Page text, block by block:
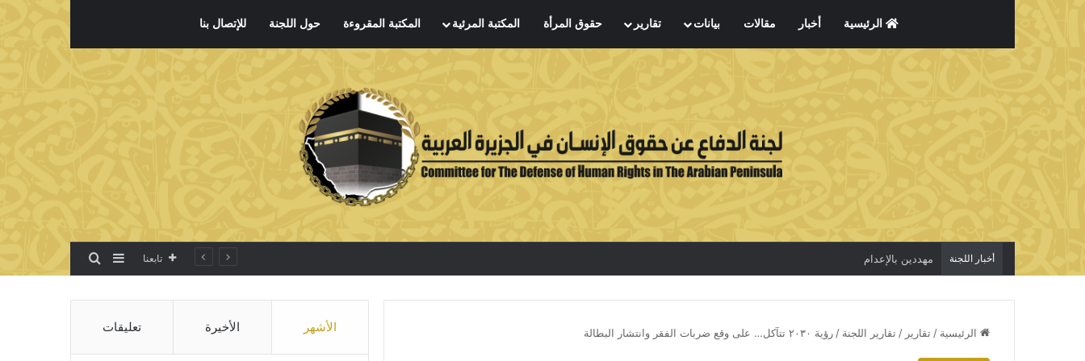
الرئيسية أخبار مقالات بيانات تقارير حقوق المرأة المكتبة المرئية المكتبة المقروءة حول اللجنة للإتصال بنا
أخبار اللجنة الاعتقال جريمة لا تخفي الحقيقة تابعنا إضافة عمود جانبي
بحث عن
الرئيسية / تقارير / تقارير اللجنة / رؤية ٢٠٣٠ تتآكل… على وقع ضربات الفقر وانتشار البطالة الأشهر الأخيرة تعليقات